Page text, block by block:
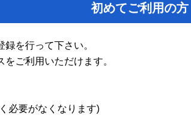
初めてご利用の方
を行って下さい。
ご利用いただけます。
必要がなくなります)